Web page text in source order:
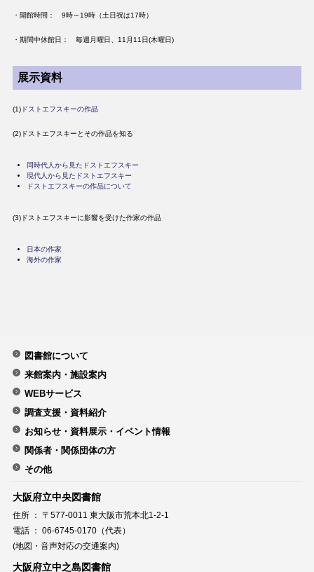
・開館時間： 9時～19時（土日祝は17時）
・期間中休館日： 毎週月曜日、11月11日(木曜日)
展示資料
(1)ドストエフスキーの作品
(2)ドストエフスキーとその作品を知る
同時代人から見たドストエフスキー
現代人から見たドストエフスキー
ドストエフスキーの作品について
(3)ドストエフスキーに影響を受けた作家の作品
日本の作家
海外の作家
図書館について
来館案内・施設案内
WEBサービス
調査支援・資料紹介
お知らせ・資料展示・イベント情報
関係者・関係団体の方
その他
大阪府立中央図書館
住所 ： 〒577-0011 東大阪市荒本北1-2-1
電話 ： 06-6745-0170（代表）
(地図・音声対応の交通案内)
大阪府立中之島図書館